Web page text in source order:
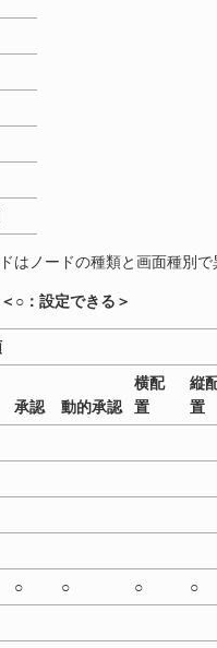
はノードの種類と画面種別
○：設定できる＞
承認 動的承認
横配
置
縦
置
○ ○ ○ ○